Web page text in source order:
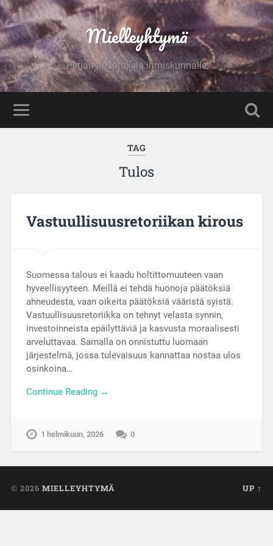
Mielleyhtymä
Petjan tiedotuksia ihmiskunnalle
TAG
Tulos
Vastuullisuusretoriikan kirous
Suomessa talous ei kaadu holtittomuuteen vaan
hyveellisyyteen. Meillä ei tehdä huonoja päätöksiä
ahneudesta, vaan oikeita päätöksiä vääristä syistä.
Vastuullisuusretoriikka on tehnyt velasta synnin,
investoinneista epäilyttäviä ja kasvusta moraalisesti
arveluttavaa. Samalla on onnistuttu luomaan
järjestelmä, jossa tulevaisuus kannattaa nostaa ulos
osinkoina…
Continue Reading →
1 helmikuun, 2026 0
© 2026 MIELLEYHTYMÄ UP ↑